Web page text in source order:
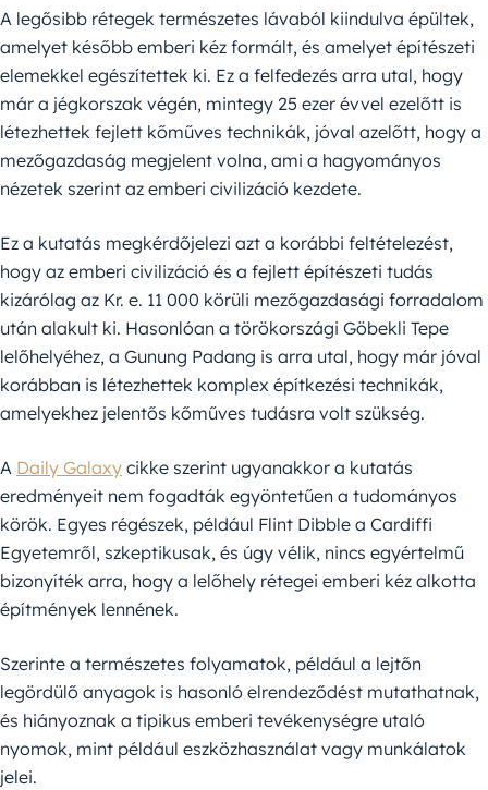
A legősibb rétegek természetes lávaból kiindulva épültek,
amelyet később emberi kéz formált, és amelyet építészeti
elemekkel egészítettek ki. Ez a felfedezés arra utal, hogy
már a jégkorszak végén, mintegy 25 ezer évvel ezelőtt is
létezhettek fejlett kőműves technikák, jóval azelőtt, hogy a
mezőgazdaság megjelent volna, ami a hagyományos
nézetek szerint az emberi civilizáció kezdete.
Ez a kutatás megkérdőjelezi azt a korábbi feltételezést,
hogy az emberi civilizáció és a fejlett építészeti tudás
kizárólag az Kr. e. 11 000 körüli mezőgazdasági forradalom
után alakult ki. Hasonlóan a törökországi Göbekli Tepe
lelőhelyéhez, a Gunung Padang is arra utal, hogy már jóval
korábban is létezhettek komplex építkezési technikák,
amelyekhez jelentős kőműves tudásra volt szükség.
A Daily Galaxy cikke szerint ugyanakkor a kutatás
eredményeit nem fogadták egyöntetűen a tudományos
körök. Egyes régészek, például Flint Dibble a Cardiffi
Egyetemről, szkeptikusak, és úgy vélik, nincs egyértelmű
bizonyíték arra, hogy a lelőhely rétegei emberi kéz alkotta
építmények lennének.
Szerinte a természetes folyamatok, például a lejtőn
legördülő anyagok is hasonló elrendeződést mutathatnak,
és hiányoznak a tipikus emberi tevékenységre utaló
nyomok, mint például eszközhasználat vagy munkálatok
jelei.